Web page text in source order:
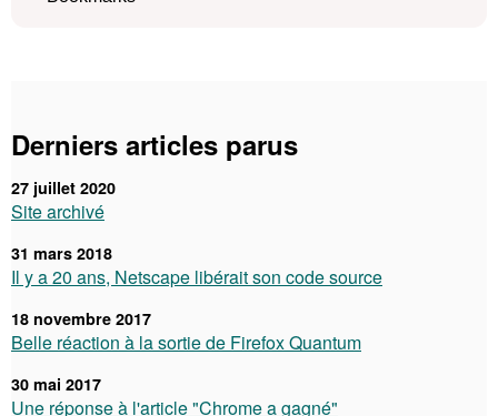
Derniers articles parus
27 juillet 2020
Site archivé
31 mars 2018
Il y a 20 ans, Netscape libérait son code source
18 novembre 2017
Belle réaction à la sortie de Firefox Quantum
30 mai 2017
Une réponse à l'article "Chrome a gagné"